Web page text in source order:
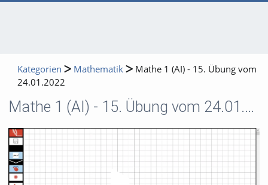
Kategorien Mathematik
Mathe 1 (AI) - 15. Übung vom
24.01.2022
Mathe 1 (AI) - 15. Übung vom 24.01.2022